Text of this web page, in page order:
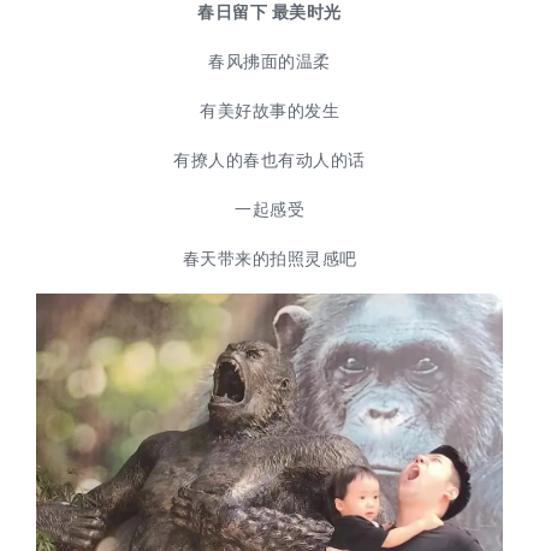
春日留下 最美时光
春风拂面的温柔
有美好故事的发生
有撩人的春也有动人的话
一起感受
春天带来的拍照灵感吧